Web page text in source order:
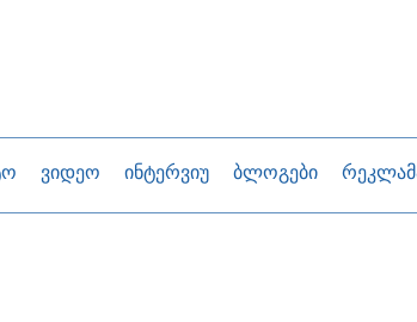
ვიდეო ინტერვიუ ბლოგები